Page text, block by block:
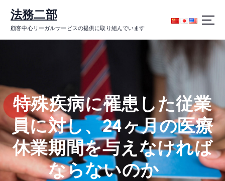
ン
キ
ッ
プ
法務二部
顧客中心リーガルサービスの提供に取り組んでいます
特殊疾病に罹患した従業
員に対し、24ヶ月の医療
休業期間を与えなければ
ならないのか